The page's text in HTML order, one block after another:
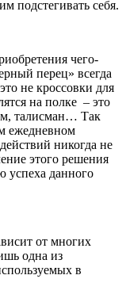
подстегивать себя.
чего-
перец» всегда
не кроссовки для
на полке – это
талисман… Так
ежедневном
никогда не
этого решения
успеха данного
от многих
одна из
в